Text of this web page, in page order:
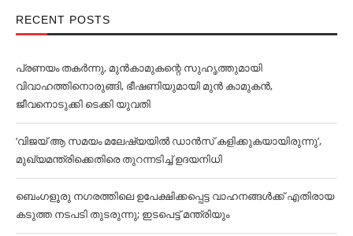
RECENT POSTS
പ്രണയം തകര്‍ന്നു, മുൻകാമുകന്റെ സുഹൃത്തുമായി
വിവാഹത്തിനൊരുങ്ങി, ഭീഷണിയുമായി മുൻ കാമുകൻ,
ജീവനൊടുക്കി ടെക്കി യുവതി
‘വിജയ് ആ സമയം മലേഷ്യയില്‍ ഡാൻസ് കളിക്കുകയായിരുന്നു’,
മുഖ്യമന്ത്രിക്കെതിരെ തുറന്നടിച്ച്‌ ഉദയനിധി
ബെംഗളൂരു നഗരത്തിലെ ഉപേക്ഷിക്കപ്പെട്ട വാഹനങ്ങള്‍ക്ക് എതിരായ
കടുത്ത നടപടി തുടരുന്നു; ഇടപെട്ട് മന്ത്രിയും